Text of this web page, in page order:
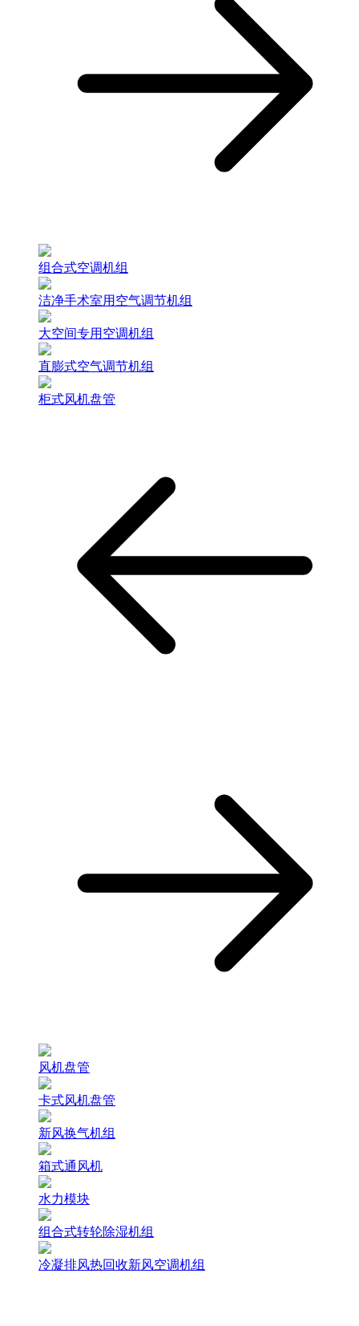
组合式空调机组
洁净手术室用空气调节机组
大空间专用空调机组
直膨式空气调节机组
柜式风机盘管
风机盘管
卡式风机盘管
新风换气机组
箱式通风机
水力模块
组合式转轮除湿机组
冷凝排风热回收新风空调机组